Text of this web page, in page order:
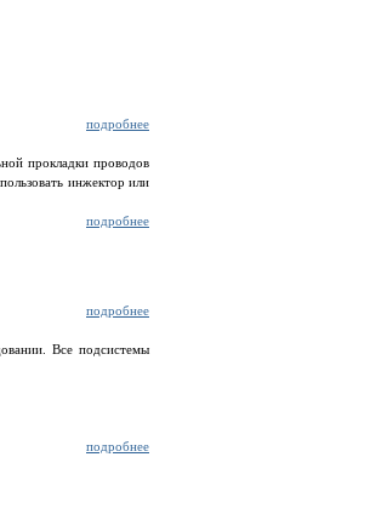
подробнее
прокладки проводов
инжектор или
подробнее
подробнее
Все подсистемы
подробнее